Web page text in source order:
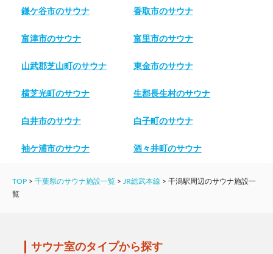
鎌ケ谷市のサウナ 香取市のサウナ
富津市のサウナ 富里市のサウナ
山武郡芝山町のサウナ 東金市のサウナ
横芝光町のサウナ 生郡長生村のサウナ
白井市のサウナ 白子町のサウナ
袖ケ浦市のサウナ 酒々井町のサウナ
TOP > 千葉県のサウナ施設一覧 > JR総武本線 > 干潟駅周辺のサウナ施設一
覧
サウナ室のタイプから探す